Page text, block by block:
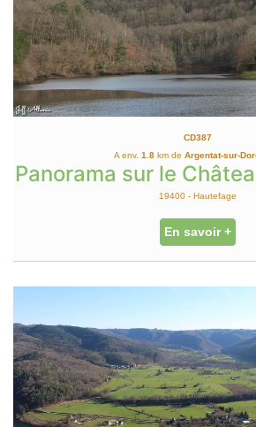
CD387
A env. 1.8 km de Argentat-sur-
Panorama sur le
19400 - Hautefage
En savoir +